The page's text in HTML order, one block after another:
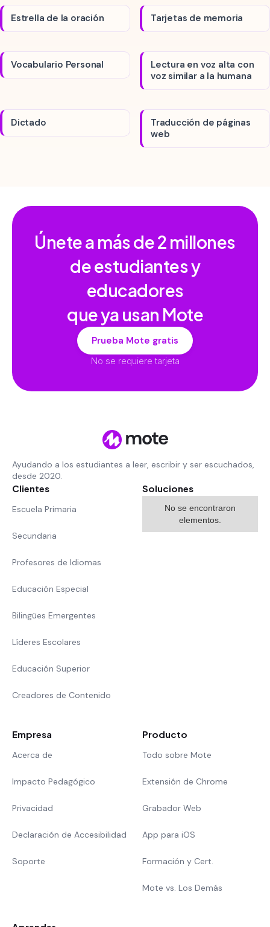
Estrella de la oración Tarjetas de memoria
Vocabulario Personal
Lectura en voz alta con
voz similar a la humana
Dictado
Traducción de páginas
web
Únete a más de2 millones
de estudiantes y
educadores
que ya usan Mote
Prueba Mote gratis
No se requiere tarjeta
Ayudando a los estudiantes a leer, escribir y ser escuchados,
desde 2020.
Clientes
Escuela Primaria
Secundaria
Profesores de Idiomas
Educación Especial
Bilingües Emergentes
Líderes Escolares
Educación Superior
Creadores de Contenido
Soluciones
No se encontraron
elementos.
Empresa
Acerca de
Impacto Pedagógico
Privacidad
Declaración de Accesibilidad
Soporte
Producto
Todo sobre Mote
Extensión de Chrome
Grabador Web
App para iOS
Formación y Cert.
Mote vs. Los Demás